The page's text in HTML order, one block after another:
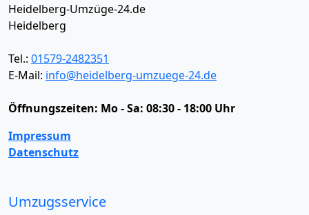
Heidelberg-Umzüge-24.de
Heidelberg
Tel.: 01579-2482351
E-Mail: info@heidelberg-umzuege-24.de
Öffnungszeiten: Mo - Sa: 08:30 - 18:00 Uhr
Impressum
Datenschutz
Umzugsservice